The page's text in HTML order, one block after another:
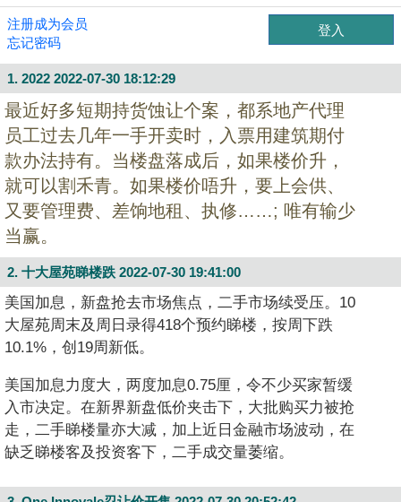
注册成为会员
忘记密码
1. 2022 2022-07-30 18:12:29
最近好多短期持货蚀让个案，都系地产代理
员工过去几年一手开卖时，入票用建筑期付
款办法持有。当楼盘落成后，如果楼价升，
就可以割禾青。如果楼价唔升，要上会供、
又要管理费、差饷地租、执修……; 唯有输少
当赢。
2. 十大屋苑睇楼跌 2022-07-30 19:41:00
美国加息，新盘抢去市场焦点，二手市场续受压。10
大屋苑周末及周日录得418个预约睇楼，按周下跌
10.1%，创19周新低。
美国加息力度大，两度加息0.75厘，令不少买家暂缓
入市决定。在新界新盘低价夹击下，大批购买力被抢
走，二手睇楼量亦大减，加上近日金融市场波动，在
缺乏睇楼客及投资客下，二手成交量萎缩。